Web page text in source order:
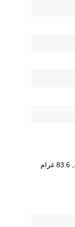
83.6 غرام إلى أونصة, 83.6 g إلى أونصة, 83.6 غرام